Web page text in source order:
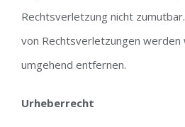
Rechtsverletzung nicht
von Rechtsverletzungen werden
umgehend entfernen.
Urheberrecht